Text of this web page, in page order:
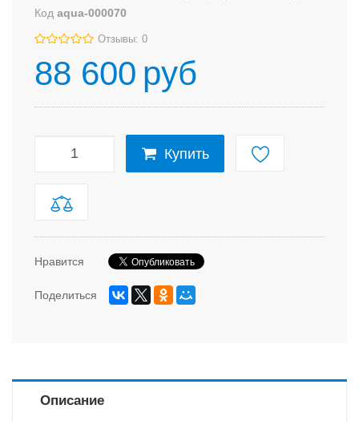
Код aqua-000070
Отзывы: 0
88 600 руб
Купить
Нравится
Поделиться
Описание